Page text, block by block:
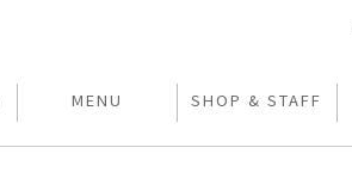
MENU SHOP & STAFF